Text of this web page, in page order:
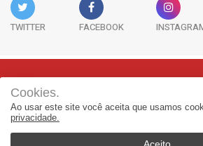
TWITTER FACEBOOK
Rua Adolfo Melo, 38 - Sala 902 - Centro |
88015-090
(48) 3298-7979 |
Cookies.
Ao usar este site você aceita que usamos
privacidade.